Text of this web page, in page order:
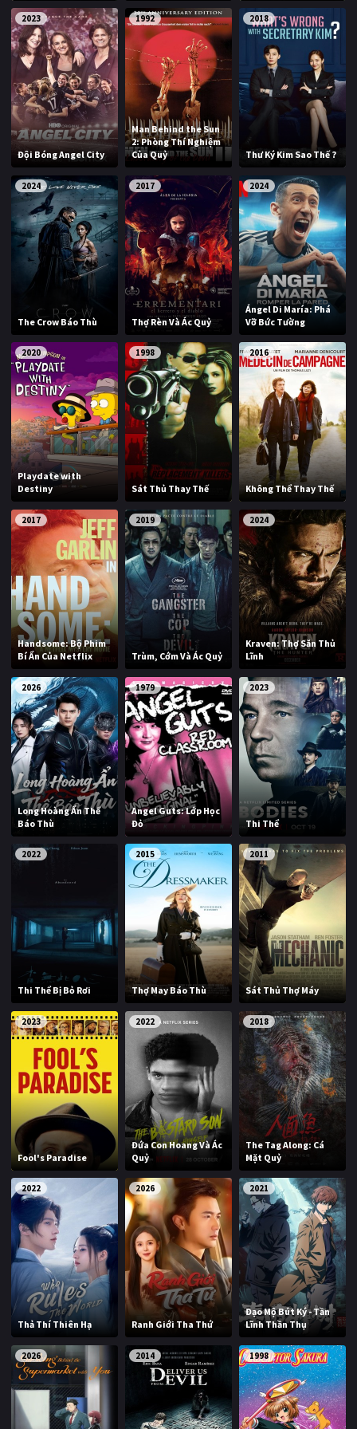
2023
Đội Bóng Angel City
1992
Man Behind the Sun
2: Phòng Thí Nghiệm
Của Quỷ
2018
Thư Ký Kim Sao Thế ?
2024
The Crow Báo Thù
2017
Thợ Rèn Và Ác Quỷ
2024
Ángel Di María: Phá
Vỡ Bức Tường
2020
Playdate with
Destiny
1998
Sát Thủ Thay Thế
2016
Không Thể Thay Thế
2017
Handsome: Bộ Phim
Bí Ẩn Của Netflix
2019
Trùm, Cớm Và Ác Quỷ
2024
Kraven: Thợ Săn Thủ
Lĩnh
2026
Long Hoàng Ẩn Thế
Báo Thù
1979
Angel Guts: Lớp Học
Đỏ
2023
Thi Thể
2022
Thi Thể Bị Bỏ Rơi
2015
Thợ May Báo Thù
2011
Sát Thủ Thợ Máy
2023
Fool's Paradise
2022
Đứa Con Hoang Và Ác
Quỷ
2018
The Tag Along: Cá
Mặt Quỷ
2022
Thả Thí Thiên Hạ
2026
Ranh Giới Tha Thứ
2021
Đạo Mộ Bút Ký - Tần
Lĩnh Thần Thụ
2026 2014 1998